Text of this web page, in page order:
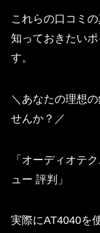
これらの口コミ
知っておきたい
す。
＼あなたの理想
せんか？／
「オーディオテ
ュー 評判」
実際にAT4040を